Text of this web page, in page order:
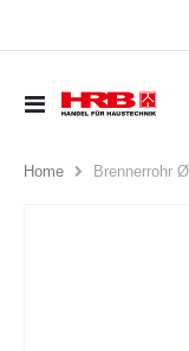
Navigation
Home Brennerrohr